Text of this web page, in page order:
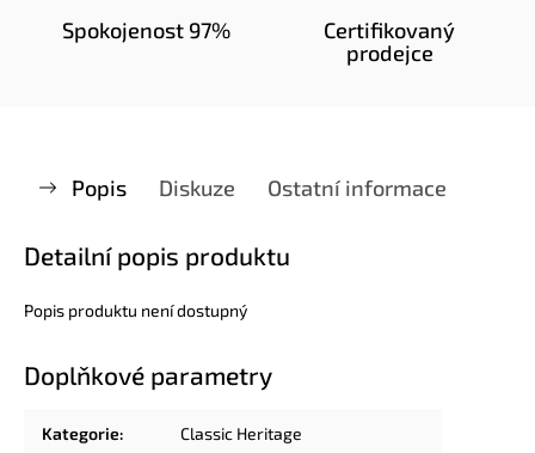
Spokojenost 97%
Certifikovaný
prodejce
Popis Diskuze Ostatní informace
Detailní popis produktu
Popis produktu není dostupný
Doplňkové parametry
Kategorie: Classic Heritage